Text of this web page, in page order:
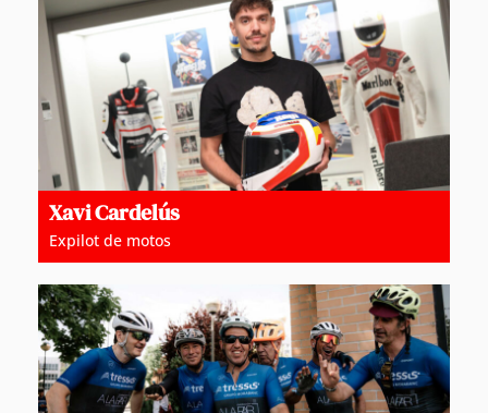
Xavi Cardelús
Expilot de motos